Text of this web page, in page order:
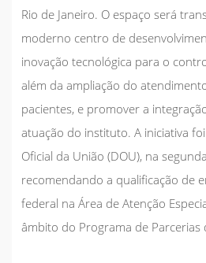
Rio de Janeiro. O espaço será
moderno centro de
inovação tecnológica para o
além da ampliação do
pacientes, e promover a
atuação do instituto. A iniciativa
Oficial da União (DOU), na
recomendando a qualificação de
federal na Área de Atenção
âmbito do Programa de Parcerias